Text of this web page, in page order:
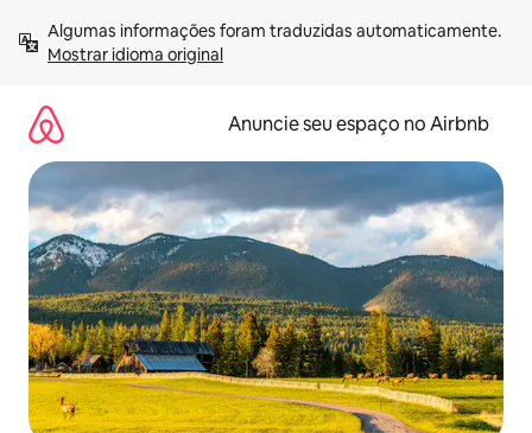
para
Mostrar idioma original
Anuncie seu espaço no Airbnb